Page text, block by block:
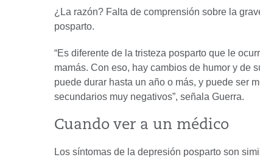
¿La razón? Falta de comprensión sobre la
posparto.
“Es diferente de la tristeza posparto que le
mamás. Con eso, hay cambios de humor y de
puede durar hasta un año o más, y puede ser
secundarios muy negativos”, señala Guerra.
Cuando ver a un médico
Los síntomas de la depresión posparto son